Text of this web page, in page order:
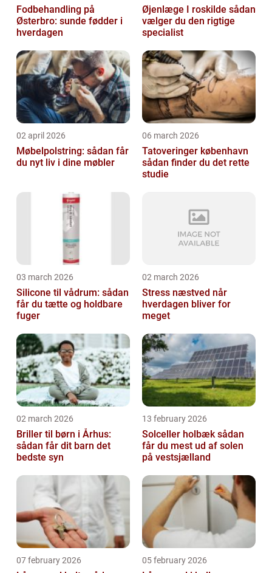
Fodbehandling på
Østerbro: sunde fødder i
hverdagen
Øjenlæge I roskilde sådan
vælger du den rigtige
specialist
02 april 2026
Møbelpolstring: sådan får
du nyt liv i dine møbler
06 march 2026
Tatoveringer københavn
sådan finder du det rette
studie
03 march 2026
Silicone til vådrum: sådan
får du tætte og holdbare
fuger
02 march 2026
Stress næstved når
hverdagen bliver for
meget
02 march 2026
Briller til børn i Århus:
sådan får dit barn det
bedste syn
13 february 2026
Solceller holbæk sådan
får du mest ud af solen
på vestsjælland
07 february 2026 05 february 2026